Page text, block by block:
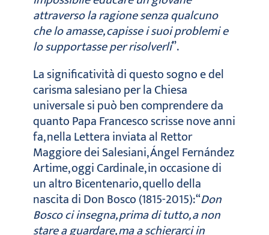
attraverso la ragione senza qualcuno
che lo amasse, capisse i suoi problemi e
lo supportasse per risolverli”.
La significatività di questo sogno e del
carisma salesiano per la Chiesa
universale si può ben comprendere da
quanto Papa Francesco scrisse nove anni
fa, nella Lettera inviata al Rettor
Maggiore dei Salesiani, Ángel Fernández
Artime, oggi Cardinale, in occasione di
un altro Bicentenario, quello della
nascita di Don Bosco(1815-2015): “Don
Bosco ci insegna, prima di tutto, a non
stare a guardare, ma a schierarci in